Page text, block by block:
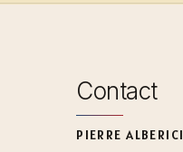
Contact
PIERRE ALBERICI